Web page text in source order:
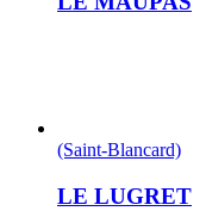
(Saint-Blancard)
LE LUGRET